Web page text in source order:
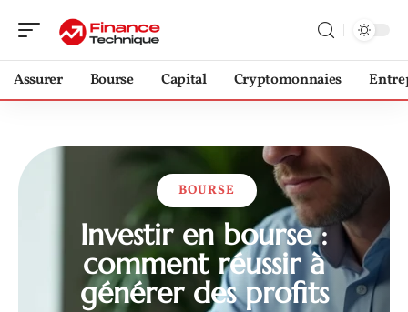
Assurer Bourse Capital Cryptomonnaies
BOURSE
Investir en bourse :
comment réussir à
générer des profits